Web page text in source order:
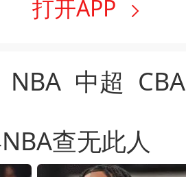
打开APP
NBA 中超 CBA
查无此人